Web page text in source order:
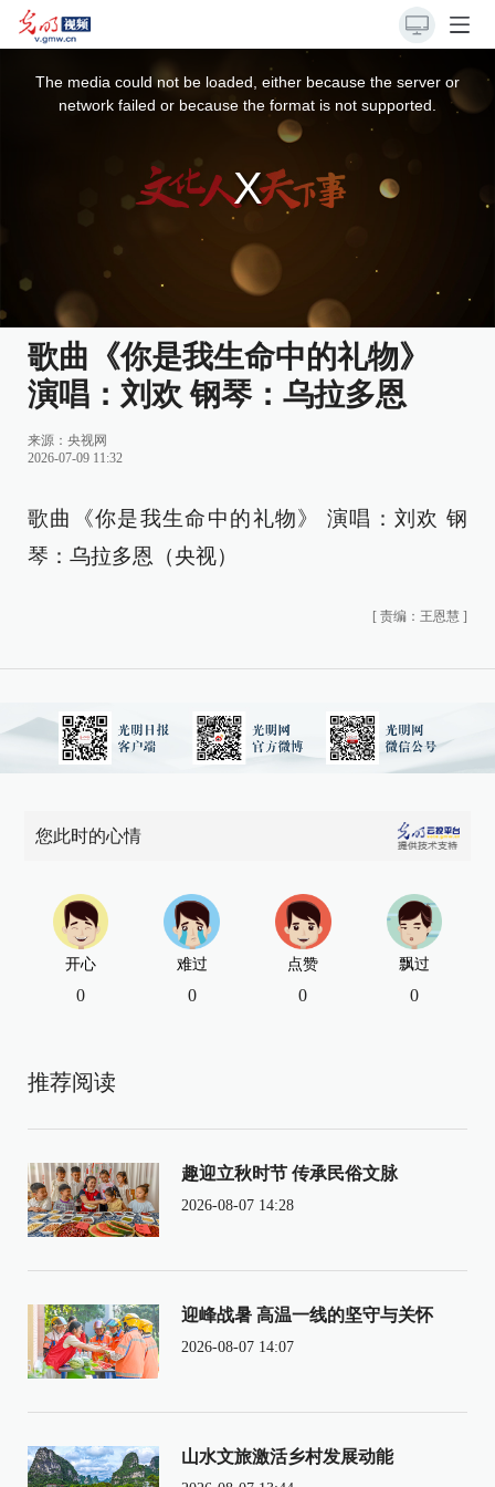
The media could not be loaded, either because the server or
network failed or because the format is not supported.
歌曲《你是我生命中的礼物》
演唱：刘欢 钢琴：乌拉多恩
来源： 央视网
2026-07-09 11:32
歌曲《你是我生命中的礼物》 演唱：刘欢 钢
琴：乌拉多恩（央视）
[ 责编：王恩慧 ]
您此时的心情
开心
0
难过
0
点赞
0
飘过
0
推荐阅读
趣迎立秋时节 传承民俗文脉
2026-08-07 14:28
迎峰战暑 高温一线的坚守与关怀
2026-08-07 14:07
山水文旅激活乡村发展动能